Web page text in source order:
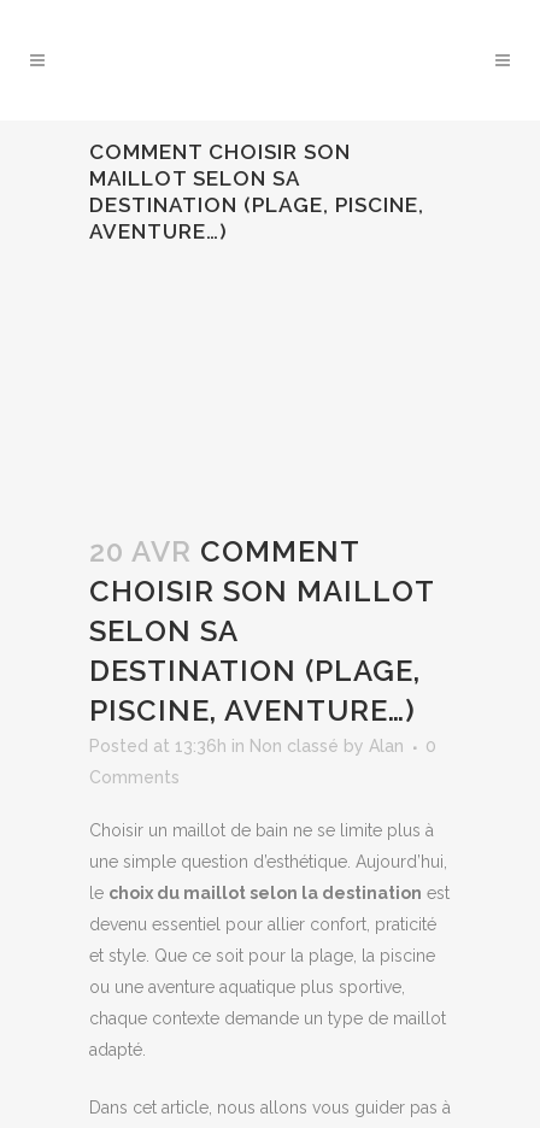
COMMENT CHOISIR SON
MAILLOT SELON SA
DESTINATION (PLAGE, PISCINE,
AVENTURE…)
20 AVR COMMENT
CHOISIR SON MAILLOT
SELON SA
DESTINATION (PLAGE,
PISCINE, AVENTURE…)
Posted at 13:36h in Non classé by Alan
0
Comments
Choisir un maillot de bain ne se limite plus à
une simple question d’esthétique. Aujourd’hui,
le choix du maillot selon la destination est
devenu essentiel pour allier confort, praticité
et style. Que ce soit pour la plage, la piscine
ou une aventure aquatique plus sportive,
chaque contexte demande un type de maillot
adapté.
Dans cet article, nous allons vous guider pas à